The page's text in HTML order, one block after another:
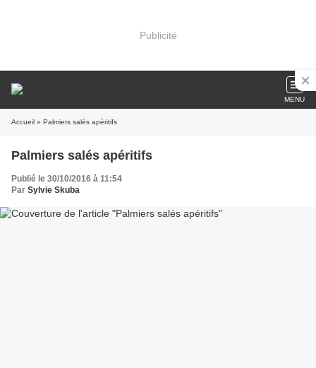
Publicité
MENU
Accueil » Palmiers salés apéritifs
Palmiers salés apéritifs
Publié le 30/10/2016 à 11:54
Par Sylvie Skuba